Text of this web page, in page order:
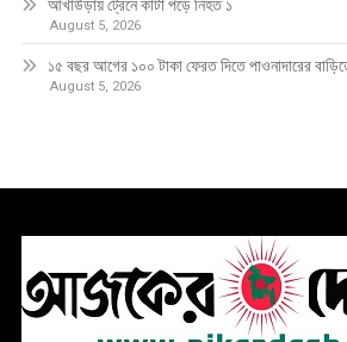
আখাউড়ায় ট্রেনে কাটা পড়ে নিহত ১
August 5, 2026
১৫ বছর আগের ১০০ টাকা ফেরত দিতে পাওনাদারের
August 5, 2026